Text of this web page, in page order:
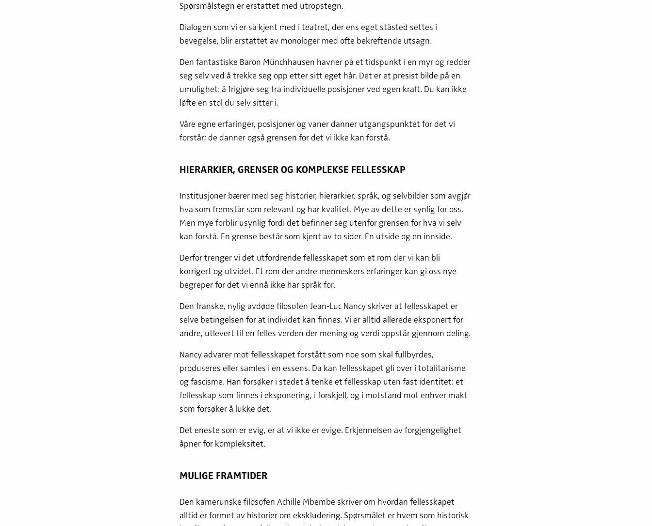
Spørsmålstegn er erstattet med utropstegn.
Dialogen som vi er så kjent med i teatret, der ens eget ståsted settes i
bevegelse, blir erstattet av monologer med ofte bekreftende utsagn.
Den fantastiske Baron Münchhausen havner på et tidspunkt i en myr og redder
seg selv ved å trekke seg opp etter sitt eget hår. Det er et presist bilde på en
umulighet: å frigjøre seg fra individuelle posisjoner ved egen kraft. Du kan ikke
løfte en stol du selv sitter i.
Våre egne erfaringer, posisjoner og vaner danner utgangspunktet for det vi
forstår; de danner også grensen for det vi ikke kan forstå.
HIERARKIER, GRENSER OG KOMPLEKSE FELLESSKAP
Institusjoner bærer med seg historier, hierarkier, språk, og selvbilder som avgjør
hva som fremstår som relevant og har kvalitet. Mye av dette er synlig for oss.
Men mye forblir usynlig fordi det befinner seg utenfor grensen for hva vi selv
kan forstå. En grense består som kjent av to sider. En utside og en innside.
Derfor trenger vi det utfordrende fellesskapet som et rom der vi kan bli
korrigert og utvidet. Et rom der andre menneskers erfaringer kan gi oss nye
begreper for det vi ennå ikke har språk for.
Den franske, nylig avdøde filosofen Jean-Luc Nancy skriver at fellesskapet er
selve betingelsen for at individet kan finnes. Vi er alltid allerede eksponert for
andre, utlevert til en felles verden der mening og verdi oppstår gjennom deling.
Nancy advarer mot fellesskapet forstått som noe som skal fullbyrdes,
produseres eller samles i én essens. Da kan fellesskapet gli over i totalitarisme
og fascisme. Han forsøker i stedet å tenke et fellesskap uten fast identitet: et
fellesskap som finnes i eksponering, i forskjell, og i motstand mot enhver makt
som forsøker å lukke det.
Det eneste som er evig, er at vi ikke er evige. Erkjennelsen av forgjengelighet
åpner for kompleksitet.
MULIGE FRAMTIDER
Den kamerunske filosofen Achille Mbembe skriver om hvordan fellesskapet
alltid er formet av historier om ekskludering. Spørsmålet er hvem som historisk